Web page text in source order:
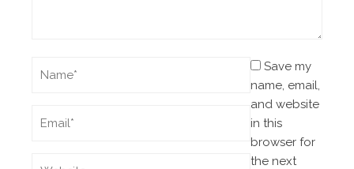
Save my
name, email,
and website
in this
browser for
the next